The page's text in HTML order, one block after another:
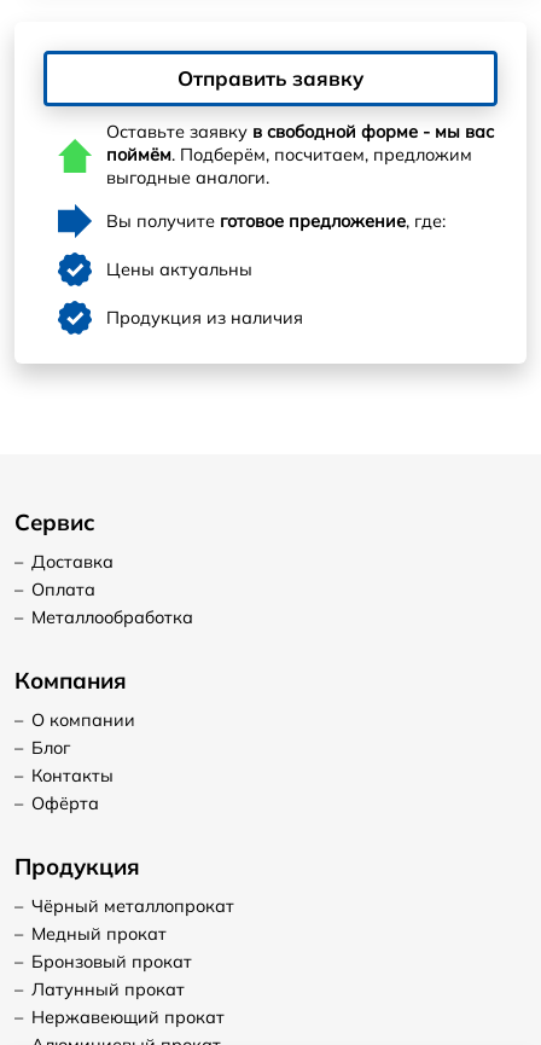
Отправить заявку
Оставьте заявку в свободной форме - мы вас
поймём. Подберём, посчитаем, предложим
выгодные аналоги.
Вы получите готовое предложение, где:
Цены актуальны
Продукция из наличия
Сервис
– Доставка
– Оплата
– Металлообработка
Компания
– О компании
– Блог
– Контакты
– Офёрта
Продукция
– Чёрный металлопрокат
– Медный прокат
– Бронзовый прокат
– Латунный прокат
– Нержавеющий прокат